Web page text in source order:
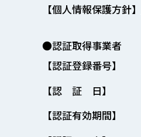
【個人情報保護方針】
●認証取得事業者
【認証登録番号】
【認 証 日】
【認証有効期間】